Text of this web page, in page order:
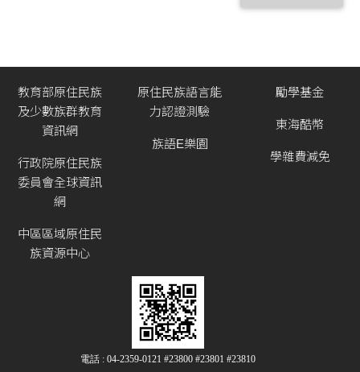
教育部原住民族
及少數族群教育
資訊網
行政院原住民族
委員會全球資訊
網
中區區域原住民
族資源中心
原住民族語言能
力認證測驗
族語E樂園
勵學基金
東海酷幣
學雜費減免
電話 : 04-2359-0121 #23800 #23801 #23810